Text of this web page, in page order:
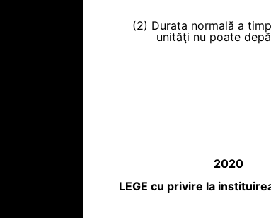
(2) Durata normală a
unităţi nu poate
2020
LEGE cu privire la